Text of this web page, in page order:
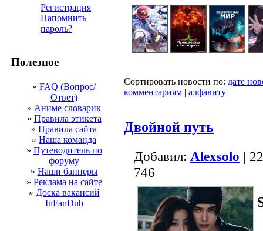
Регистрация
Напомнить
пароль?
Полезное
» FAQ (Вопрос/
Ответ)
» Аниме словарик
» Правила этикета
» Правила сайта
» Наша команда
» Путеводитель по
форуму
» Наши баннеры
» Реклама на сайте
» Доска вакансий
InFanDub
Сортировать новости по: дате
комментариям | алфавиту
Двойной путь
Добавил: Alexsolo |
746